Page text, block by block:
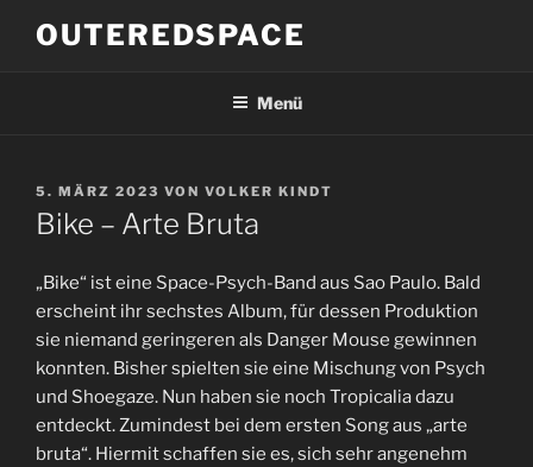
InhaltOUTEREDSPACE
Menü
VERÖFFENTLICHT
AM
5. MÄRZ 2023 VON VOLKER KINDT
Bike – Arte Bruta
„Bike“ ist eine Space-Psych-Band aus Sao Paulo. Bald
erscheint ihr sechstes Album, für dessen Produktion
sie niemand geringeren als Danger Mouse gewinnen
konnten. Bisher spielten sie eine Mischung von Psych
und Shoegaze. Nun haben sie noch Tropicalia dazu
entdeckt. Zumindest bei dem ersten Song aus „arte
bruta“. Hiermit schaffen sie es, sich sehr angenehm